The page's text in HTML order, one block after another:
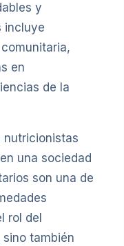
y
incluye
en
de la
nutricionistas
una sociedad
son una de
rol del
también